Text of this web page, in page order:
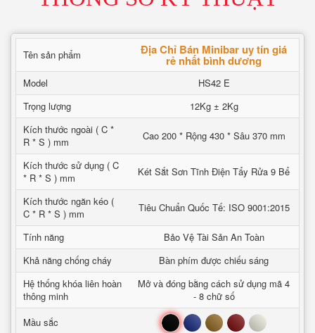
Tên sản phẩm Địa Chỉ Bán Minibar uy tín giá
rẻ nhất bình dương
Model
HS42 E
Trọng lượng
12Kg ± 2Kg
Kích thước ngoài ( C *
R * S ) mm
Cao 200 * Rộng 430 * Sâu 370 mm
Kích thước sử dụng ( C
* R * S ) mm
Két Sắt Sơn Tĩnh Điện Tẩy Rửa 9 Bể
Kích thước ngăn kéo (
C * R * S ) mm
Tiêu Chuẩn Quốc Tế: ISO 9001:2015
Tính năng
Bảo Vệ Tài Sản An Toàn
Khả năng chống cháy
Bàn phím được chiếu sáng
Hệ thống khóa liên hoàn
thông minh
Mở và đóng bằng cách sử dụng mã 4
- 8 chữ số
Mầu sắc
Đen Xanh Nâu Đỏ Trắng